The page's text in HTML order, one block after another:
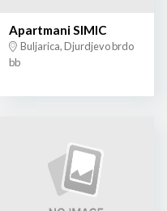
Apartmani SIMIC
Buljarica, Djurdjevo brdo
bb